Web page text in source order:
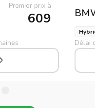
Premier prix à
609
Délai